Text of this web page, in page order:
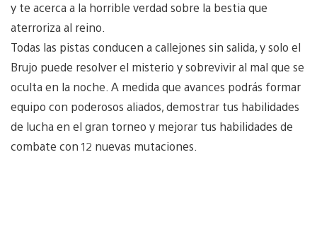
y te acerca a la horrible verdad sobre la bestia que
aterroriza al reino.
Todas las pistas conducen a callejones sin salida, y solo el
Brujo puede resolver el misterio y sobrevivir al mal que se
oculta en la noche. A medida que avances podrás formar
equipo con poderosos aliados, demostrar tus habilidades
de lucha en el gran torneo y mejorar tus habilidades de
combate con 12 nuevas mutaciones.